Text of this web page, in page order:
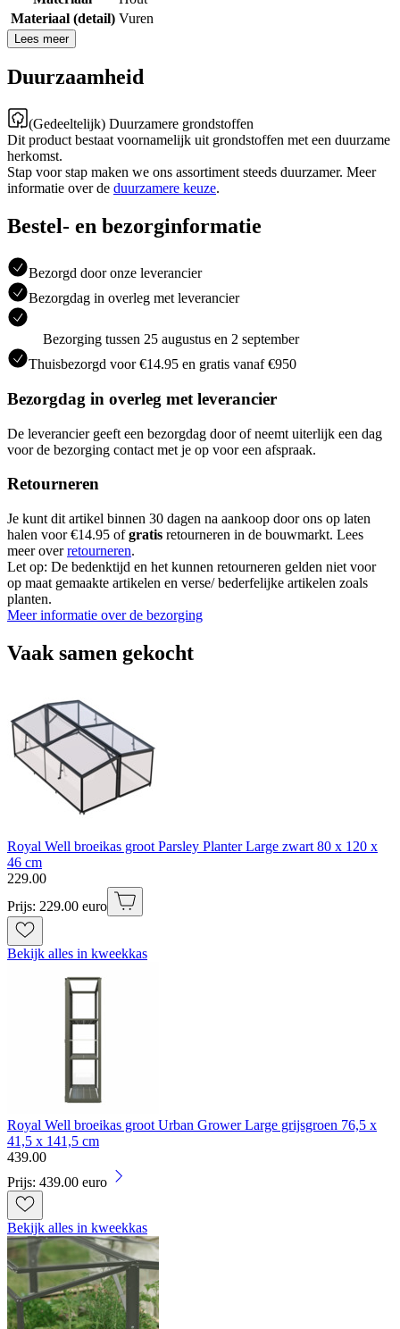
Materiaal (detail) Vuren
Lees meer
Duurzaamheid
(Gedeeltelijk) Duurzamere grondstoffen
Dit product bestaat voornamelijk uit grondstoffen met een duurzame
herkomst.
Stap voor stap maken we ons assortiment steeds duurzamer. Meer
informatie over de duurzamere keuze.
Bestel- en bezorginformatie
Bezorgd door onze leverancier
Bezorgdag in overleg met leverancier
Bezorging tussen 25 augustus en 2 september
Thuisbezorgd voor €14.95 en gratis vanaf €950
Bezorgdag in overleg met leverancier
De leverancier geeft een bezorgdag door of neemt uiterlijk een dag
voor de bezorging contact met je op voor een afspraak.
Retourneren
Je kunt dit artikel binnen 30 dagen na aankoop door ons op laten
halen voor €14.95 ofgratis retourneren in de bouwmarkt. Lees
meer overretourneren.
Let op: De bedenktijd en het kunnen retourneren gelden niet voor
op maat gemaakte artikelen en verse/ bederfelijke artikelen zoals
planten.
Meer informatie over de bezorging
Vaak samen gekocht
Royal Well broeikas groot Parsley Planter Large zwart 80 x 120 x
46 cm
229.00
Prijs: 229.00 euro
Bekijk alles in kweekkas
Royal Well broeikas groot Urban Grower Large grijsgroen 76,5 x
41,5 x 141,5 cm
439.00
Prijs: 439.00 euro
Bekijk alles in kweekkas